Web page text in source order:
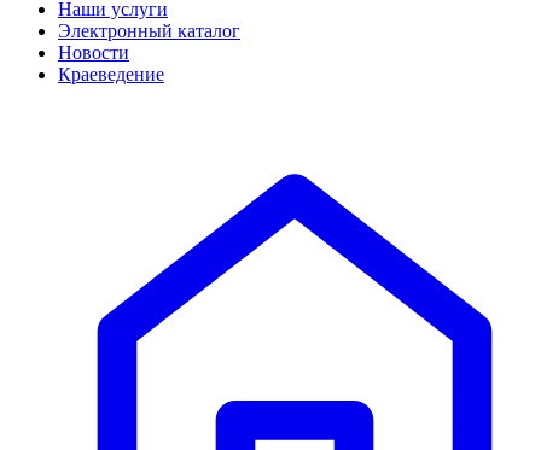
Наши услуги
Электронный каталог
Новости
Краеведение